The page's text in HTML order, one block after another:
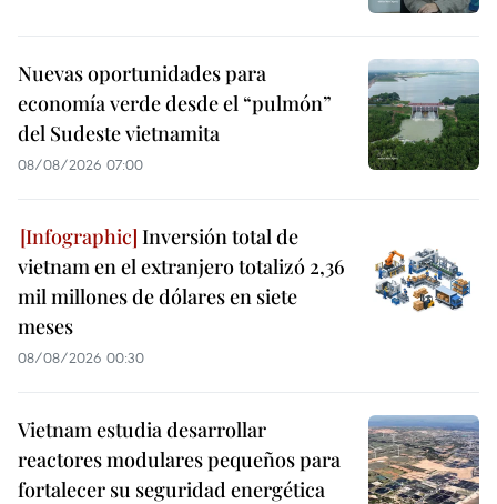
Nuevas oportunidades para
economía verde desde el “pulmón”
del Sudeste vietnamita
08/08/2026 07:00
Inversión total de
vietnam en el extranjero totalizó 2,36
mil millones de dólares en siete
meses
08/08/2026 00:30
Vietnam estudia desarrollar
reactores modulares pequeños para
fortalecer su seguridad energética